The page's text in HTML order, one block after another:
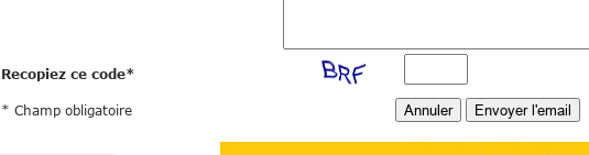
Recopiez ce code*
* Champ obligatoire